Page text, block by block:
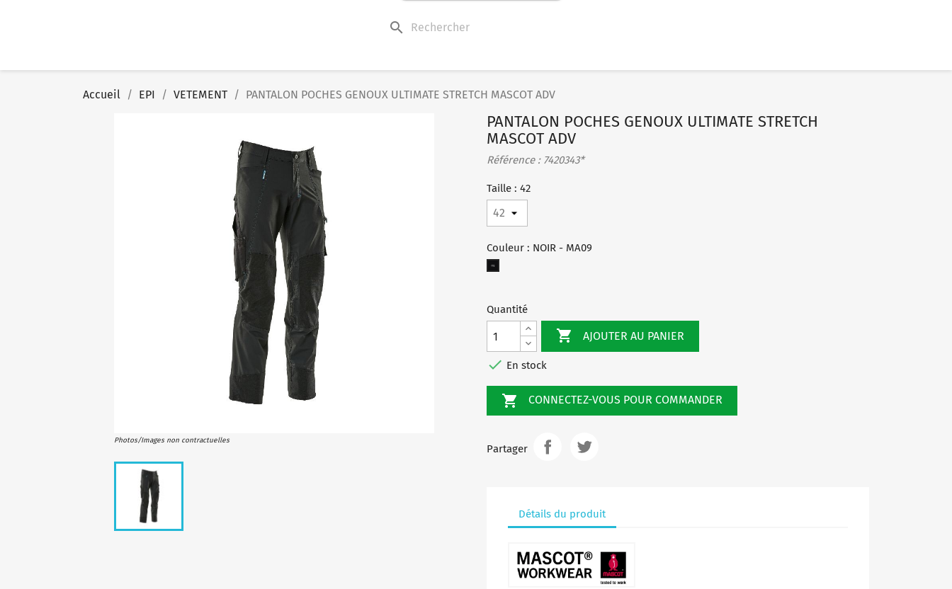
search
Accueil EPI VETEMENT PANTALON POCHES GENOUX ULTIMATE STRETCH MASCOT ADV
Photos/Images non contractuelles
PANTALON POCHES GENOUX ULTIMATE STRETCH
MASCOT ADV
Référence : 7420343*
Taille : 42
Couleur : NOIR - MA09
Quantité
 AJOUTER AU PANIER
 En stock
 CONNECTEZ-VOUS POUR COMMANDER
Partager
Détails du produit